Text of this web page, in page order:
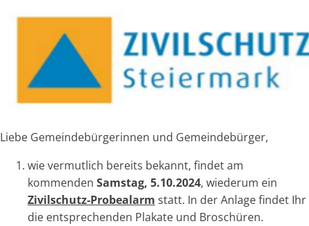
Liebe Gemeindebürgerinnen und Gemeindebürger,
wie vermutlich bereits bekannt, findet am
kommenden Samstag, 5.10.2024, wiederum ein
Zivilschutz-Probealarm statt. In der Anlage findet Ihr
die entsprechenden Plakate und Broschüren.